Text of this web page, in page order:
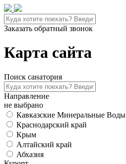
Заказать обратный звонок
Карта сайта
Поиск санатория
Направление
не выбрано
Кавказские Минеральные Воды
Краснодарский край
Крым
Алтайский край
Абхазия